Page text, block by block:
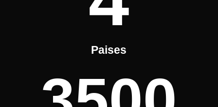
Paises